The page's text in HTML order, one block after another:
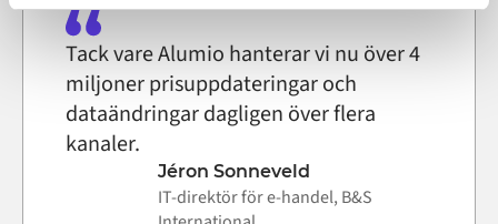
on the internet
Tack vare Alumio hanterar vi nu över 4
miljoner prisuppdateringar och
dataändringar dagligen över flera
kanaler.
Jéron Sonneveld
IT-direktör för e-handel, B&S